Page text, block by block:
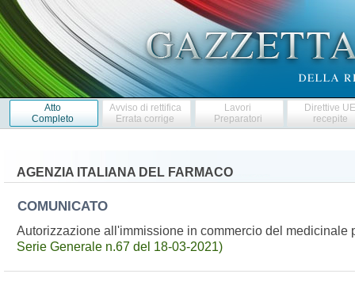
Atto
Completo
Avviso di rettifica
Errata corrige
Lavori
Preparatori
Direttive
recepite
AGENZIA ITALIANA DEL FARMACO
COMUNICATO
Autorizzazione all'immissione in commercio del
Serie Generale n.67 del 18-03-2021)